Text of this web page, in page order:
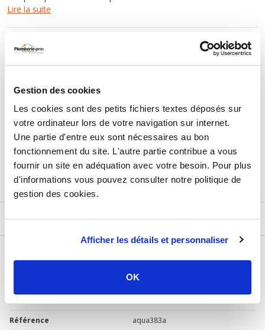
Gestion des cookies
Les cookies sont des petits fichiers textes déposés sur
votre ordinateur lors de votre navigation sur internet.
Une partie d'entre eux sont nécessaires au bon
fonctionnement du site. L'autre partie contribue a vous
fournir un site en adéquation avec votre besoin. Pour plus
d'informations vous pouvez consulter notre politique de
gestion des cookies.
Afficher les détails et personnaliser
OK
Lire la suite
113,58 €
AJOUTER AU PANIER
Retours et échanges jusqu'à 90 jours
En savoir plus
DESCRIPTIF
Ondée Zen
Référence aqua383a